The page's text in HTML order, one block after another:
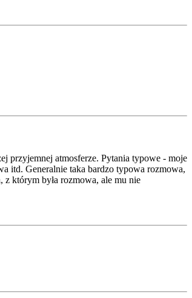
przyjemnej atmosferze. Pytania typowe - moje
itd. Generalnie taka bardzo typowa rozmowa,
którym była rozmowa, ale mu nie